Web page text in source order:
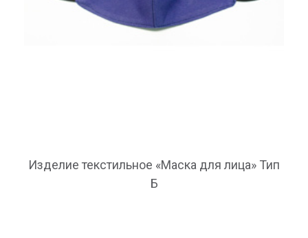
Изделие текстильное «Маска для лица» Тип
Б